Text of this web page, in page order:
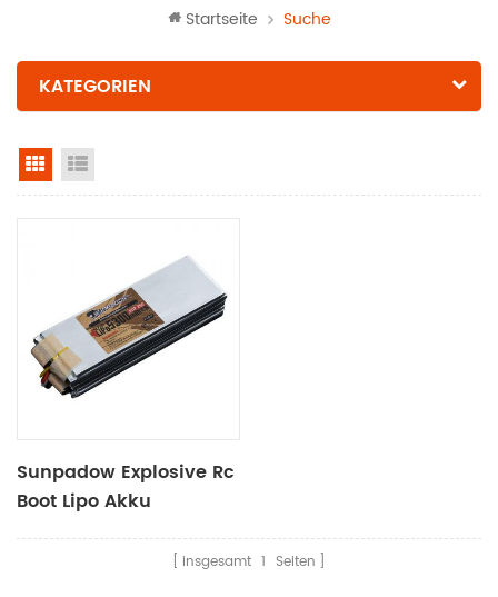
Startseite Suche
KATEGORIEN
Rasteransicht
Sunpadow Explosive Rc
Boot Lipo Akku
insgesamt 1 Seiten